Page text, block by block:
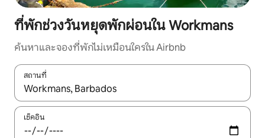
ที่พักช่วงวันหยุดพักผ่อนใน Workmans
ค้นหาและจองที่พักไม่เหมือนใครใน Airbnb
สถานที่
ใช้ลูกศรขึ้นลง หรือใช้การสัมผัสหรือปัด เพื่อสำรวจผลการค้นหา
เช็คอิน